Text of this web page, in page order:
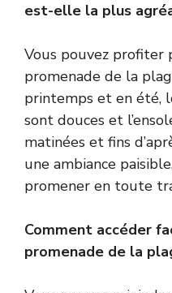
est-elle la plus
Vous pouvez profiter
promenade de la
printemps et en été,
sont douces et
matinées et fins
une ambiance
promener en toute
Comment accéder
promenade de la